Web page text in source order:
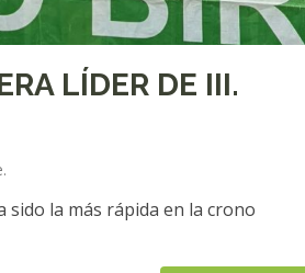
LÍDER DE III.
sido la más rápida en la crono